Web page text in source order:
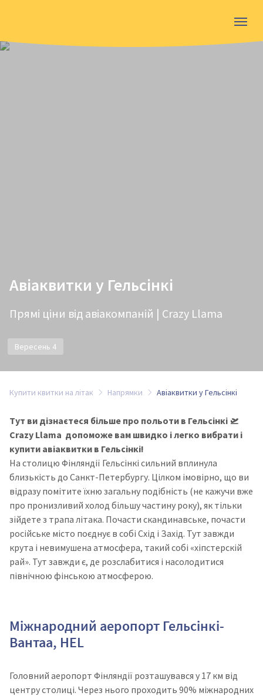
Авіаквитки у Гельсінкі
Прямі ціни від авіакомпаній | Crazy Llama
Вересень 4
Купити квитки на літак Напрямки Авіаквитки у Гельсінкі
Тут ви дізнаєтеся більше про польоти в Гельсінкі 🛫
Crazy Llama допоможе вам швидко і легко вибрати і
купити авіаквитки в Гельсінкі!
На столицю Фінляндії Гельсінкі сильний вплинула
близькість до Санкт-Петербургу. Цілком імовірно, що ви
відразу помітите їхню загальну подібність (не кажучи вже
про пронизливий холод більшу частину року), як тільки
зійдете з трапа літака. Почасти скандинавське, почасти
російське місто поєднує в собі Схід і Захід. Тут завжди
крута і невимушена атмосфера, такий собі «хіпстерскій
рай». Тут завжди є, де розслабитися і насолодитися
північною фінською атмосферою.
Міжнародний аеропорт Гельсінкі-
Вантаа, HEL
Головний аеропорт Фінляндії розташувався у 17 км від
центру столиці. Через нього проходить 90% міжнародних